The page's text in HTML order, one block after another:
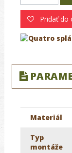
Pridať do
Materiál
Typ
montáže